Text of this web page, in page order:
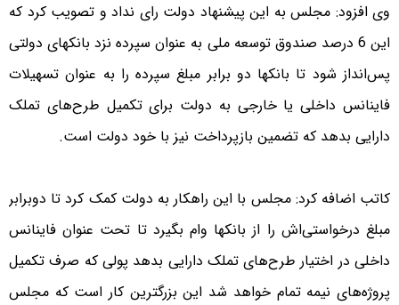
وی افزود: مجلس به این پیشنهاد دولت رای نداد و تصویب کرد که
این 6 درصد صندوق توسعه ملی به عنوان سپرده نزد بانکهای دولتی
پس‌انداز شود تا بانکها دو برابر مبلغ سپرده را به عنوان تسهیلات
فاینانس داخلی یا خارجی به دولت برای تکمیل طرح‌های تملک
دارایی بدهد که تضمین بازپرداخت نیز با خود دولت است.
کاتب اضافه کرد: مجلس با این راهکار به دولت کمک کرد تا دوبرابر
مبلغ درخواستی‌اش را از بانکها وام بگیرد تا تحت عنوان فاینانس
داخلی در اختیار طرح‌های تملک دارایی بدهد پولی که صرف تکمیل
پروژه‌های نیمه تمام خواهد شد این بزرگترین کار است که مجلس